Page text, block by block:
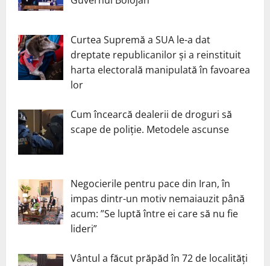
Curtea Supremă a SUA le-a dat
dreptate republicanilor și a reinstituit
harta electorală manipulată în favoarea
lor
Cum încearcă dealerii de droguri să
scape de poliție. Metodele ascunse
Negocierile pentru pace din Iran, în
impas dintr-un motiv nemaiauzit până
acum: ”Se luptă între ei care să nu fie
lideri”
Vântul a făcut prăpăd în 72 de localități